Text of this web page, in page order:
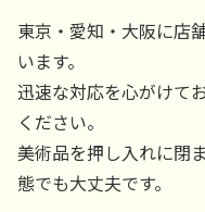
東京・愛知・大阪に店
います。
迅速な対応を心がけて
ください。
美術品を押し入れに閉
態でも大丈夫です。